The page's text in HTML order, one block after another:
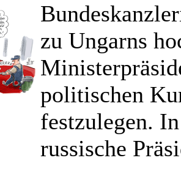
zu Ungarns
politischen
festzulegen.
russische